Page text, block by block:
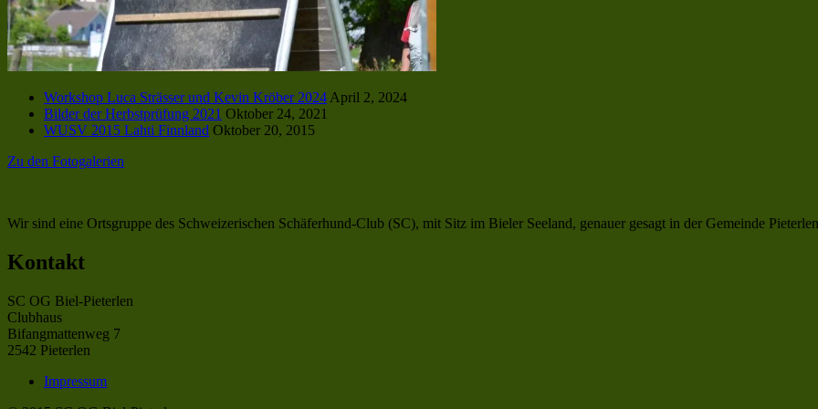
Workshop Luca Strässer und Kevin Kröber 2024 April 2, 2024
Bilder der Herbstprüfung 2021 Oktober 24, 2021
WUSV 2015 Lahti Finnland Oktober 20, 2015
Zu den Fotogalerien
Wir sind eine Ortsgruppe des Schweizerischen Schäferhund-Club (SC), mit Sitz im Bieler Seeland, genauer gesagt in der Gemeinde
Kontakt
SC OG Biel-Pieterlen
Clubhaus
Bifangmattenweg 7
2542 Pieterlen
Impressum